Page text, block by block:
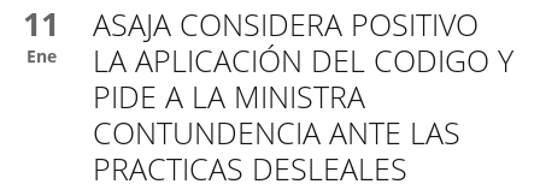
11
Ene
ASAJA CONSIDERA POSITIVO
LA APLICACIÓN DEL CODIGO Y
PIDE A LA MINISTRA
CONTUNDENCIA ANTE LAS
PRACTICAS DESLEALES